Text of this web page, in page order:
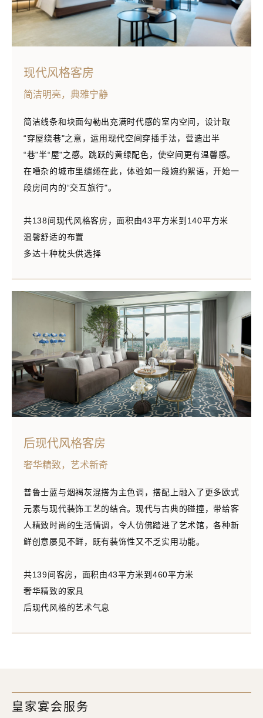
现代风格客房
简洁明亮，典雅宁静
简洁线条和块面勾勒出充满时代感的室内空间，设计取
“穿屋绕巷"之意，运用现代空间穿插手法，营造出半
“巷"半“屋"之感。跳跃的黄绿配色，使空间更有温馨感。
在嘈杂的城市里缱绻在此，体验如一段婉约絮语，开始一
段房间内的“交互旅行"。
共138间现代风格客房，面积由43平方米到140平方米
温馨舒适的布置
多达十种枕头供选择
后现代风格客房
奢华精致，艺术新奇
普鲁士蓝与烟褐灰混搭为主色调，搭配上融入了更多欧式
元素与现代装饰工艺的结合。现代与古典的碰撞，带给客
人精致时尚的生活情调，令人仿佛踏进了艺术馆，各种新
鲜创意屡见不鲜，既有装饰性又不乏实用功能。
共139间客房，面积由43平方米到460平方米
奢华精致的家具
后现代风格的艺术气息
皇家宴会服务